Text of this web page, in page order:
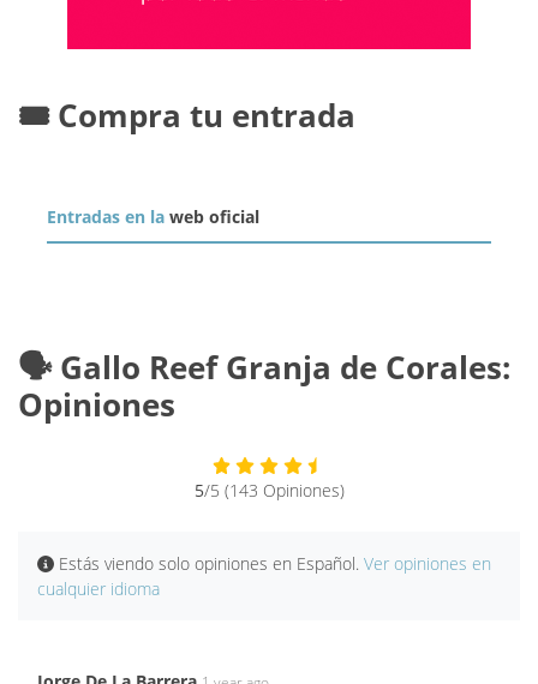
🎟️ Compra tu entrada
Entradas en la web oficial
🗣️ Gallo Reef Granja de Corales:
Opiniones
5/5 (143 Opiniones)
Estás viendo solo opiniones en Español. Ver opiniones en
cualquier idioma